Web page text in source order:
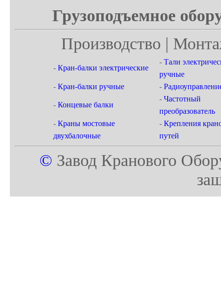
Грузоподъемное
Производство |
- Кран-балки электрические
- Тали
ручные
- Кран-балки ручные -
- Концевые балки
- Частотный
преобразователь
- Краны мостовые
двухбалочные
- Крепления
путей
© Завод Кранового